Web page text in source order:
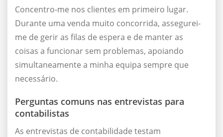
Concentro-me nos clientes em primeiro lugar.
Durante uma venda muito concorrida, assegurei-
me de gerir as filas de espera e de manter as
coisas a funcionar sem problemas, apoiando
simultaneamente a minha equipa sempre que
necessário.
Perguntas comuns nas entrevistas para
contabilistas
As entrevistas de contabilidade testam